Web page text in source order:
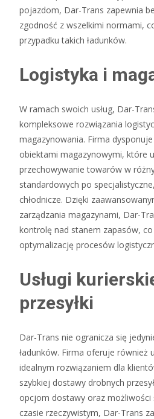
pojazdom, Dar-Trans zapewnia
zgodność z wszelkimi normami,
przypadku takich ładunków.
Logistyka i
W ramach swoich usług, Dar-
kompleksowe rozwiązania
magazynowania. Firma
obiektami magazynowymi, które
przechowywanie towarów w
standardowych po
chłodnicze. Dzięki
zarządzania magazynami, Dar-
kontrolę nad stanem zapasów,
optymalizację procesów
Usługi
przesyłki
Dar-Trans nie ogranicza się
ładunków. Firma oferuje również
idealnym rozwiązaniem dla
szybkiej dostawy drobnych
opcjom dostawy oraz możliwości
czasie rzeczywistym, Dar-Trans